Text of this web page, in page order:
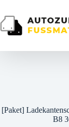
springen
[Paket]
B8